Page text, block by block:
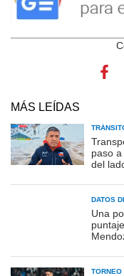
MÁS LEÍDAS
paso
del
DATOS
Una
TORNEO